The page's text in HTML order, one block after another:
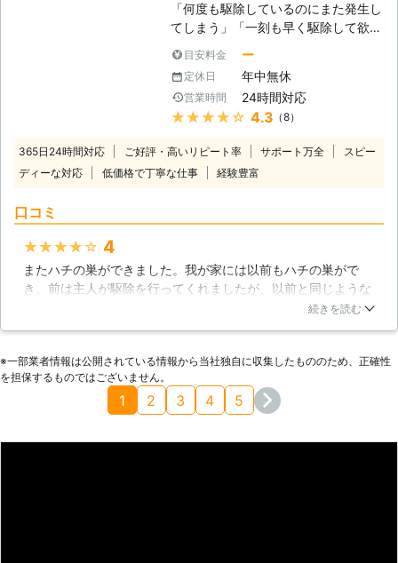
除を行います。 【ハチの被害から身
を守るために】 ハチの営巣につい
て、「作られやすい場所」というもの
が存在します。つまり、雨風を凌げ
て、餌も多く、そして外敵も少ない。
この条件を満たした場所に営巣される
ケースが多くなります。私たちは長年
の被害事例やハチの知識を踏まえて、
ハチの巣が「作られやすい場所」の対
策をすることもできます。ハチ駆除だ
ご相談下さい。
「何度も駆除しているのにまた発生し
てしまう」「一刻も早く駆除して欲し
ようなお悩みを持つお客様からたくさ
んのご相談を頂いております。 ハチ
とひとくくりに言っても様々な種類が
あり、中でもスズメバチは凶暴で、9
守るために攻撃性が非常に高くなり、
毎年刺されて死亡される方までいらっ
に駆除されることが大切です。 【エ
ンバイロ・プランニングのハチ駆除】
私達の強みは徹底した現地調査です。
獣を駆除してきた経験や、消毒作業で
チを一網打尽に致します。 【消毒技
術が自慢です】 私達は感染症やイン
目安料金 ー
定休日 年中無休
営業時間 24時間対応
★★★★★ 4.3 （8）
365日24時間対応 ご好評・高いリピート率 サポート万全
スピー
ディーな対応
低価格で丁寧な仕事 経験豊富
口コミ
★★★★★ 4
またハチの巣ができました。我が家には以前もハチの巣がで
き、前は主人が駆除を行ってくれましたが、以前と同じような
場所にまたハチの巣ができてしまったのです。もうこれは、素
何度もハチの巣ができていることを説明した上での駆除でした
が、しっかりとした作業を行ってくれたおかげか、それ以来ハ
チの巣はできていません。これで安心して過ごすことができま
北海道 函館市 2016年12月25日
続きを読む
※⼀部業者情報は公開されている情報から当社独⾃に収集したもののため、正確性
を担保するものではございません。
1 2 3 4 5